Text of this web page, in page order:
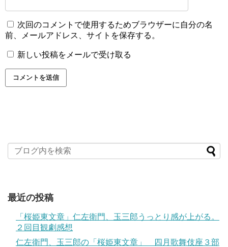
次回のコメントで使用するためブラウザーに自分の名
前、メールアドレス、サイトを保存する。
新しい投稿をメールで受け取る
最近の投稿
「桜姫東文章」仁左衛門、玉三郎うっとり感が上がる。
２回目観劇感想
仁左衛門、玉三郎の「桜姫東文章」 四月歌舞伎座３部